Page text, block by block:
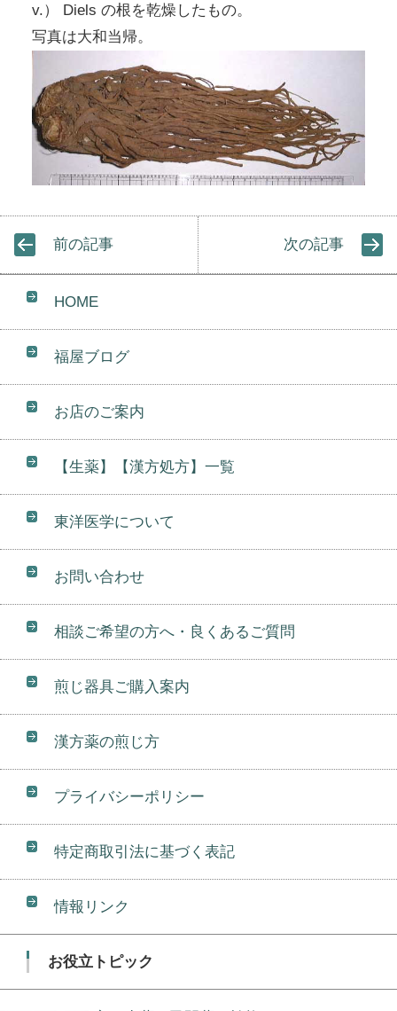
v.） Diels の根を乾燥したもの。
写真は大和当帰。
前の記事 次の記事
HOME
福屋ブログ
お店のご案内
【生薬】【漢方処方】一覧
東洋医学について
お問い合わせ
相談ご希望の方へ・良くあるご質問
煎じ器具ご購入案内
漢方薬の煎じ方
プライバシーポリシー
特定商取引法に基づく表記
情報リンク
お役立トピック